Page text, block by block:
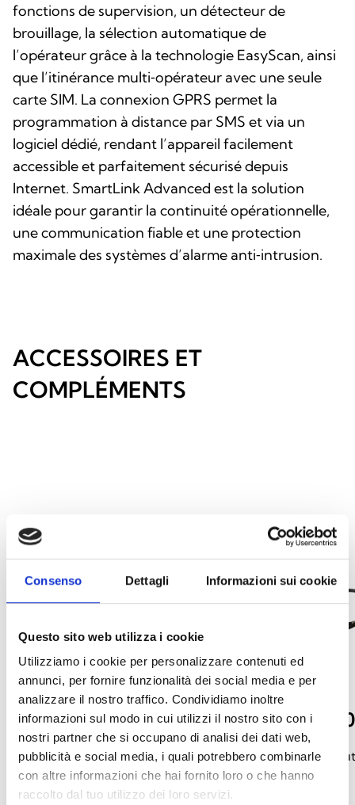
Consenso Dettagli Informazioni sui cookie
Questo sito web utilizza i cookie
Utilizziamo i cookie per personalizzare contenuti ed
annunci, per fornire funzionalità dei social media e per
analizzare il nostro traffico. Condividiamo inoltre
informazioni sul modo in cui utilizzi il nostro sito con i
nostri partner che si occupano di analisi dei dati web,
pubblicità e social media, i quali potrebbero combinarle
con altre informazioni che hai fornito loro o che hanno
raccolto dal tuo utilizzo dei loro servizi.
fonctions de supervision, un détecteur de
brouillage, la sélection automatique de
l’opérateur grâce à la technologie EasyScan, ainsi
que l’itinérance multi‑opérateur avec une seule
carte SIM. La connexion GPRS permet la
programmation à distance par SMS et via un
logiciel dédié, rendant l’appareil facilement
accessible et parfaitement sécurisé depuis
Internet. SmartLink Advanced est la solution
idéale pour garantir la continuité opérationnelle,
une communication fiable et une protection
maximale des systèmes d’alarme anti‑intrusion.
ACCESSOIRES ET
COMPLÉMENTS
LTE-ANT100B
Antenne 2G/3G/4G‑LTE pour
communicateurs Nexus (câble de
1,5 m)
GSM-
Antenne GSM
(câble de 0,2 m)